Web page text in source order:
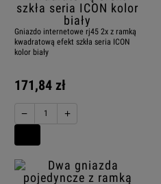
Gniazdo internetowe rj45 2x z ramką
kwadratową efekt szkła seria ICON
kolor biały
171,84 zł
− +